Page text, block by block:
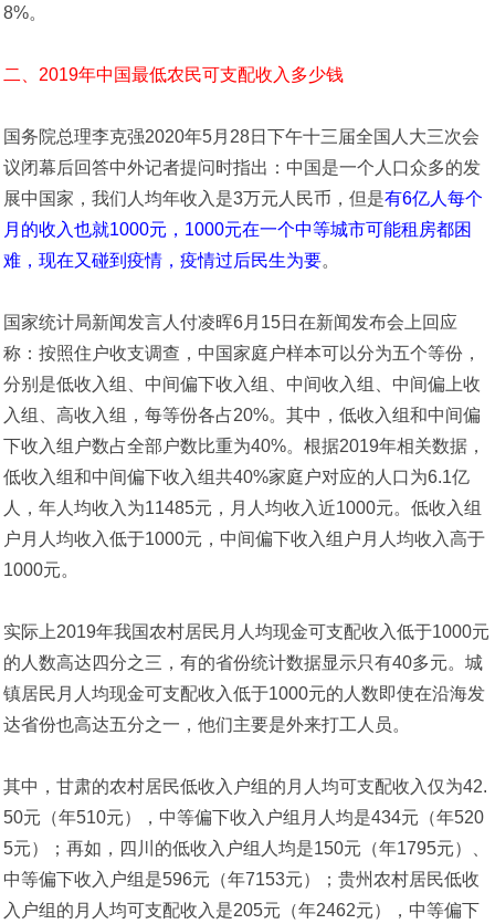
8%。
二、2019年中国最低农民可支配收入多少钱
国务院总理李克强2020年5月28日下午十三届全国人大三次会
议闭幕后回答中外记者提问时指出：中国是一个人口众多的发
展中国家，我们人均年收入是3万元人民币，但是有6亿人每个
月的收入也就1000元，1000元在一个中等城市可能租房都困
难，现在又碰到疫情，疫情过后民生为要。
国家统计局新闻发言人付凌晖6月15日在新闻发布会上回应
称：按照住户收支调查，中国家庭户样本可以分为五个等份，
分别是低收入组、中间偏下收入组、中间收入组、中间偏上收
入组、高收入组，每等份各占20%。其中，低收入组和中间偏
下收入组户数占全部户数比重为40%。根据2019年相关数据，
低收入组和中间偏下收入组共40%家庭户对应的人口为6.1亿
人，年人均收入为11485元，月人均收入近1000元。低收入组
户月人均收入低于1000元，中间偏下收入组户月人均收入高于
1000元。
实际上2019年我国农村居民月人均现金可支配收入低于1000元
的人数高达四分之三，有的省份统计数据显示只有40多元。城
镇居民月人均现金可支配收入低于1000元的人数即使在沿海发
达省份也高达五分之一，他们主要是外来打工人员。
其中，甘肃的农村居民低收入户组的月人均可支配收入仅为42.
50元（年510元），中等偏下收入户组月人均是434元（年520
5元）；再如，四川的低收入户组人均是150元（年1795元）、
中等偏下收入户组是596元（年7153元）；贵州农村居民低收
入户组的月人均可支配收入是205元（年2462元），中等偏下